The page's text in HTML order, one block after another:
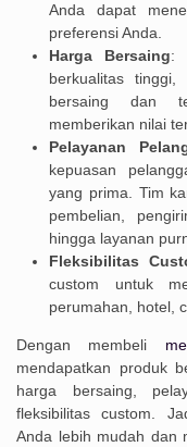
Anda dapat
preferensi Anda.
Harga Bersaing:
berkualitas
bersaing dan
memberikan nilai
Pelayanan
kepuasan
yang prima. Tim
pembelian,
hingga layanan
Fleksibilitas
custom untuk
perumahan, hotel,
Dengan membeli
mendapatkan produk
harga bersaing,
fleksibilitas custom.
Anda lebih mudah dan